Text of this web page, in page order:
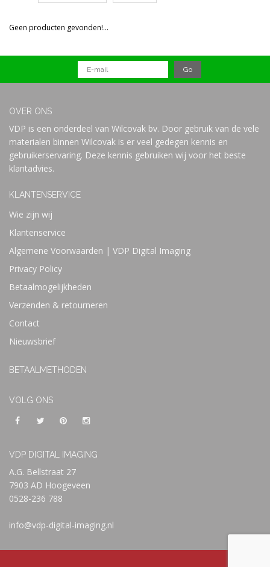
Prijs
Geen producten gevonden!...
OVER ONS
VDP is een onderdeel van Wilcovak bv. Door gebruik van de vele
materialen binnen Wilcovak is er veel gedegen kennis en
gebruikerservaring. Deze kennis gebruiken wij voor het beste
klantadvies.
KLANTENSERVICE
Wie zijn wij
Klantenservice
Algemene Voorwaarden | VDP Digital Imaging
Privacy Policy
Betaalmogelijkheden
Verzenden & retourneren
Contact
Nieuwsbrief
BETAALMETHODEN
VOLG ONS
VDP DIGITAL IMAGING
A.G. Bellstraat 27
7903 AD Hoogeveen
0528-236 788
info@vdp-digital-imaging.nl